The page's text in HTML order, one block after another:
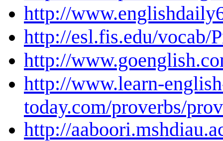
http://
http://esl.fis.edu/vocab/
http://
http://www.learn-
today.com/proverbs/
http://